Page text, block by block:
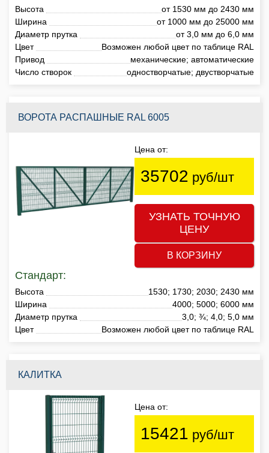
Высота
от 1530 мм до 2430 мм
Ширина
от 1000 мм до 25000 мм
Диаметр прутка
от 3,0 мм до 6,0 мм
Цвет
Возможен любой цвет по таблице RAL
Привод
механические; автоматические
Число створок
одностворчатые; двустворчатые
ВОРОТА РАСПАШНЫЕ RAL 6005
Цена от:
35702 руб/шт
УЗНАТЬ ТОЧНУЮ
ЦЕНУ
В КОРЗИНУ
Стандарт:
Высота
1530; 1730; 2030; 2430 мм
Ширина
4000; 5000; 6000 мм
Диаметр прутка
3,0; ¾; 4,0; 5,0 мм
Цвет
Возможен любой цвет по таблице RAL
КАЛИТКА
Цена от:
15421 руб/шт